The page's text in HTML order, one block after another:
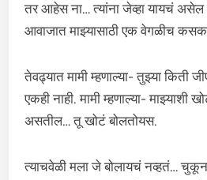
तर आहेस ना… त्यांना जेव्हा यायचं असेल
आवाजात माझ्यासाठी एक वेगळीच कसक
तेवढ्यात मामी म्हणाल्या- तुझ्या किती
एकही नाही. मामी म्हणाल्या-
असतील… तू खोटं बोलतोयस.
त्याचवेळी मला जे बोलायचं नव्हतं…